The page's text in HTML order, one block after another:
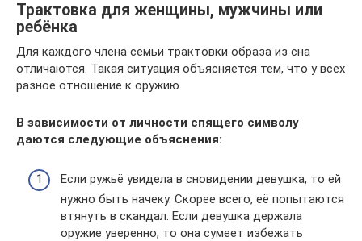
Трактовка для женщины, мужчины или
ребёнка
Для каждого члена семьи трактовки образа из сна
отличаются. Такая ситуация объясняется тем, что у всех
разное отношение к оружию.
В зависимости от личности спящего символу
даются следующие объяснения:
Если ружьё увидела в сновидении девушка, то ей
нужно быть начеку. Скорее всего, её попытаются
втянуть в скандал. Если девушка держала
оружие уверенно, то она сумеет избежать